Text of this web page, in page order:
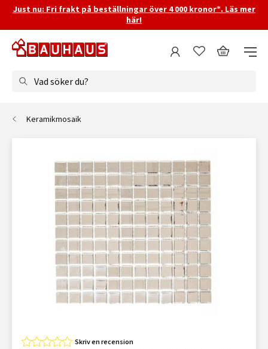
Just nu: Fri frakt på beställningar över 4 000 kronor*. Läs mer
här!
Vad söker du?
Keramikmosaik
Skriv en recension